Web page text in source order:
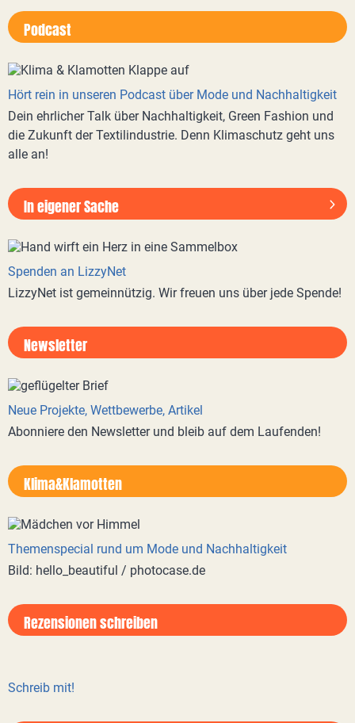
Podcast
Hört rein in unseren Podcast über Mode und Nachhaltigkeit
Dein ehrlicher Talk über Nachhaltigkeit, Green Fashion und
die Zukunft der Textilindustrie. Denn Klimaschutz geht uns
alle an!
In eigener Sache
Spenden an LizzyNet
LizzyNet ist gemeinnützig. Wir freuen uns über jede Spende!
Newsletter
Neue Projekte, Wettbewerbe, Artikel
Abonniere den Newsletter und bleib auf dem Laufenden!
Klima&Klamotten
Themenspecial rund um Mode und Nachhaltigkeit
Bild: hello_beautiful / photocase.de
Rezensionen schreiben
Schreib mit!